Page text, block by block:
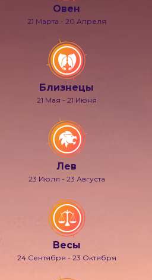
Овен
21 Марта - 20 Апреля
Близнецы
21 Мая - 21 Июня
Лев
23 Июля - 23 Августа
Весы
24 Сентября - 23 Октября